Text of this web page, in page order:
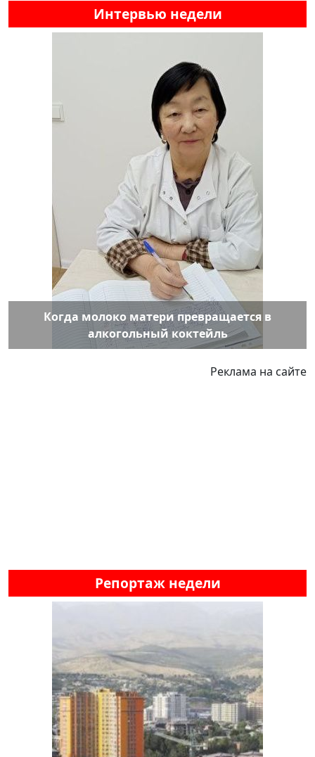
Интервью недели
Когда молоко матери превращается в
алкогольный коктейль
Реклама на сайте
Репортаж недели